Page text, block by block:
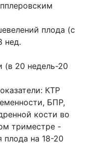
плода (с
нед.
20 недель-20
КТР
БПР,
кости во
триместре -
плода на 18-20